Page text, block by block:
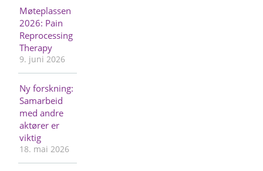
Møteplassen
2026: Pain
Reprocessing
Therapy
9. juni 2026
Ny forskning:
Samarbeid
med andre
aktører er
viktig
18. mai 2026